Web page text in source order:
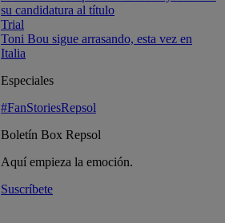
su candidatura al título
Trial
Toni Bou sigue arrasando, esta vez en
Italia
Especiales
#FanStoriesRepsol
Boletín Box Repsol
Aquí empieza la emoción.
Suscríbete